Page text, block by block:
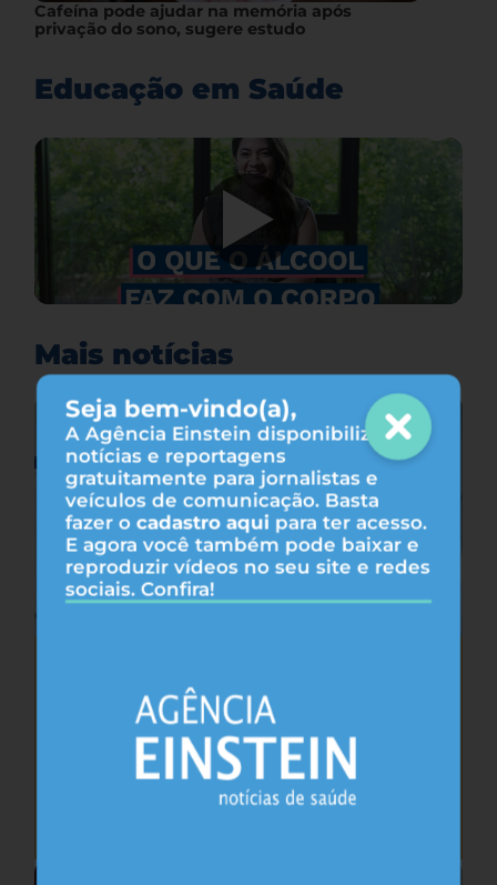
Seja bem-vindo(a),
A Agência Einstein disponibiliza
notícias e reportagens
gratuitamente para jornalistas e
veículos de comunicação. Basta
fazer o cadastro aqui para ter acesso.
E agora você também pode baixar e
reproduzir vídeos no seu site e redes
sociais. Confira!
Cafeína pode ajudar na memória após
privação do sono, sugere estudo
Educação em Saúde
Mais notícias
Saúde do coração após os 45 anos pode
antecipar risco de demência